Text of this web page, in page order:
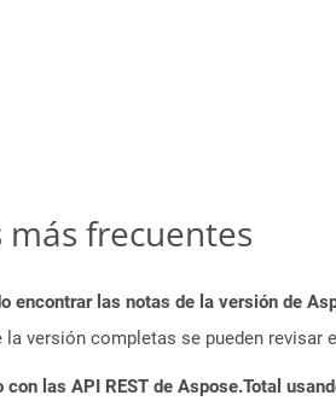
más frecuentes
encontrar las notas de la versión de
la versión completas se pueden revisar
con las API REST de Aspose.Total